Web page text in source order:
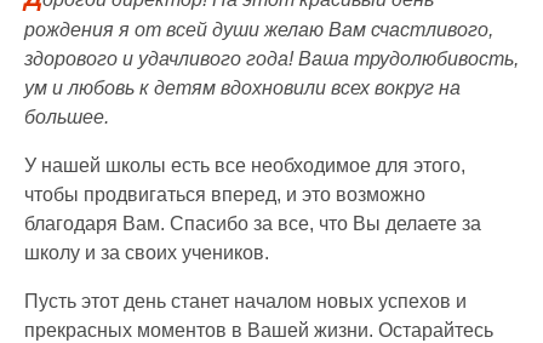
рождения я от всей души желаю Вам счастливого,
здорового и удачливого года! Ваша трудолюбивость,
ум и любовь к детям вдохновили всех вокруг на
большее.
У нашей школы есть все необходимое для этого,
чтобы продвигаться вперед, и это возможно
благодаря Вам. Спасибо за все, что Вы делаете за
школу и за своих учеников.
Пусть этот день станет началом новых успехов и
прекрасных моментов в Вашей жизни. Остарайтесь